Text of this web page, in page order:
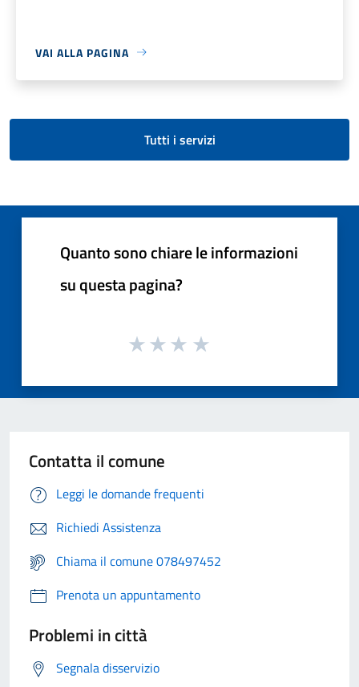
VAI ALLA PAGINA
Tutti i servizi
Quanto sono chiare le informazioni
su questa pagina?
Contatta il comune
Leggi le domande frequenti
Richiedi Assistenza
Chiama il comune 078497452
Prenota un appuntamento
Problemi in città
Segnala disservizio